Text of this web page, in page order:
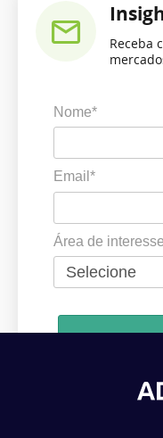
Receba
Nome*
Email*
Área de
Ao se cadastrar, você